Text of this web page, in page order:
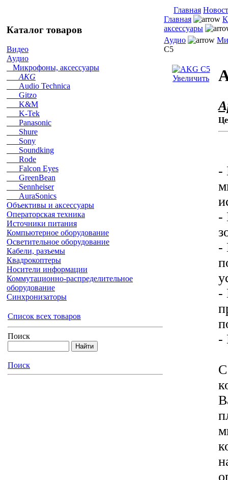
Главная
Каталог товаров
Видео
Аудио
Микрофоны, аксессуары
AKG
Audio Technica
Gitzo
K&M
K-Tek
Panasonic
Shure
Sony
Soundking
Rode
Falcon Eyes
GreenBean
Sennheiser
AuraSonics
Объективы и аксессуары
Операторская техника
Источники питания
Компьютерное оборудование
Осветительное оборудование
Кабели, разъемы
Квадрокоптеры
Носители информации
Коммутационно-распределительное
оборудование
Синхронизаторы
Список всех товаров
Поиск
Поиск
Главная
аксессуары
Аудио
C5
Увеличить
-
-
-
-
-